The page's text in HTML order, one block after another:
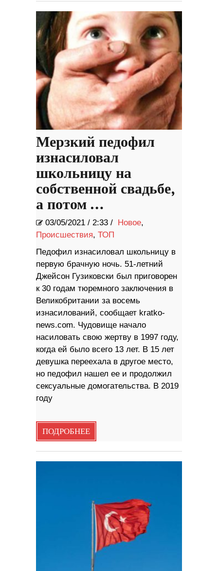
Мерзкий педофил
изнасиловал
школьницу на
собственной свадьбе,
а потом …
03/05/2021 / 2:33 / Новое,
Происшествия, ТОП
Педофил изнасиловал школьницу в
первую брачную ночь. 51-летний
Джейсон Гузиковски был приговорен
к 30 годам тюремного заключения в
Великобритании за восемь
изнасилований, сообщает kratko-
news.com. Чудовище начало
насиловать свою жертву в 1997 году,
когда ей было всего 13 лет. В 15 лет
девушка переехала в другое место,
но педофил нашел ее и продолжил
сексуальные домогательства. В 2019
году
ПОДРОБНЕЕ